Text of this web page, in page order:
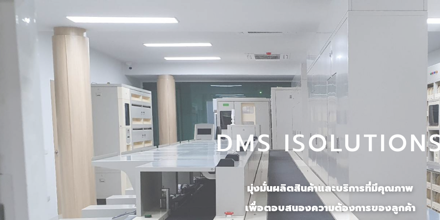
DMS
มุ่งมั่นผลิตสินค้าและบริการที่มีคุณภาพ
เพื่อตอบสนองความต้องการของลูกค้า